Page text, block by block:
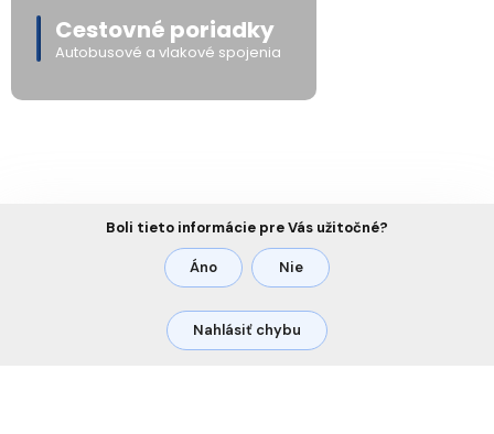
Cestovné poriadky
Autobusové a vlakové spojenia
Boli tieto informácie pre Vás užitočné?
Áno Nie
Nahlásiť chybu